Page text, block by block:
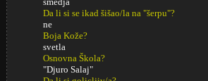
Da li si se ikad šišao/la na "šerpu"?
ne
Boja Kože?
svetla
Osnovna Škola?
"Djuro Salaj"